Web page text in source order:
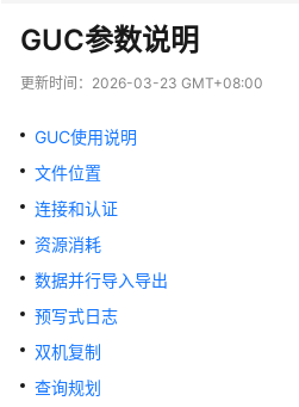
新
动
务
公
告
产
品
介
绍
GUC参数说明
更新时间： 2026-03-23 GMT+08:00
GUC使用说明
文件位置
连接和认证
资源消耗
数据并行导入导出
预写式日志
双机复制
查询规划